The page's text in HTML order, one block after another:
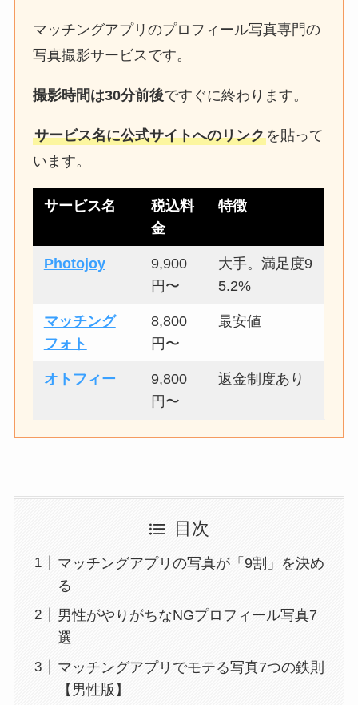
マッチングアプリのプロフィール写真専門の
写真撮影サービスです。
撮影時間は30分前後ですぐに終わります。
サービス名に公式サイトへのリンクを貼って
います。
サービス名
税込料
金
特徴
Photojoy
9,900
円〜
大手。満足度9
5.2%
マッチング
フォト
8,800
円〜
最安値
オトフィー
9,800
円〜
返金制度あり
目次
マッチングアプリの写真が「9割」を決め
る
男性がやりがちなNGプロフィール写真7
選
マッチングアプリでモテる写真7つの鉄則
【男性版】